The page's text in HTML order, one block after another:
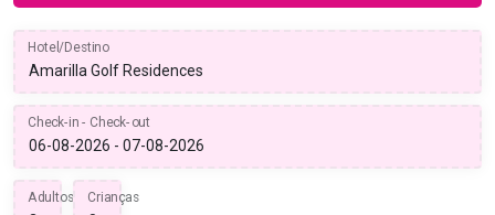
Hotel/Destino
Check-in - Check-out
Adultos Crianças